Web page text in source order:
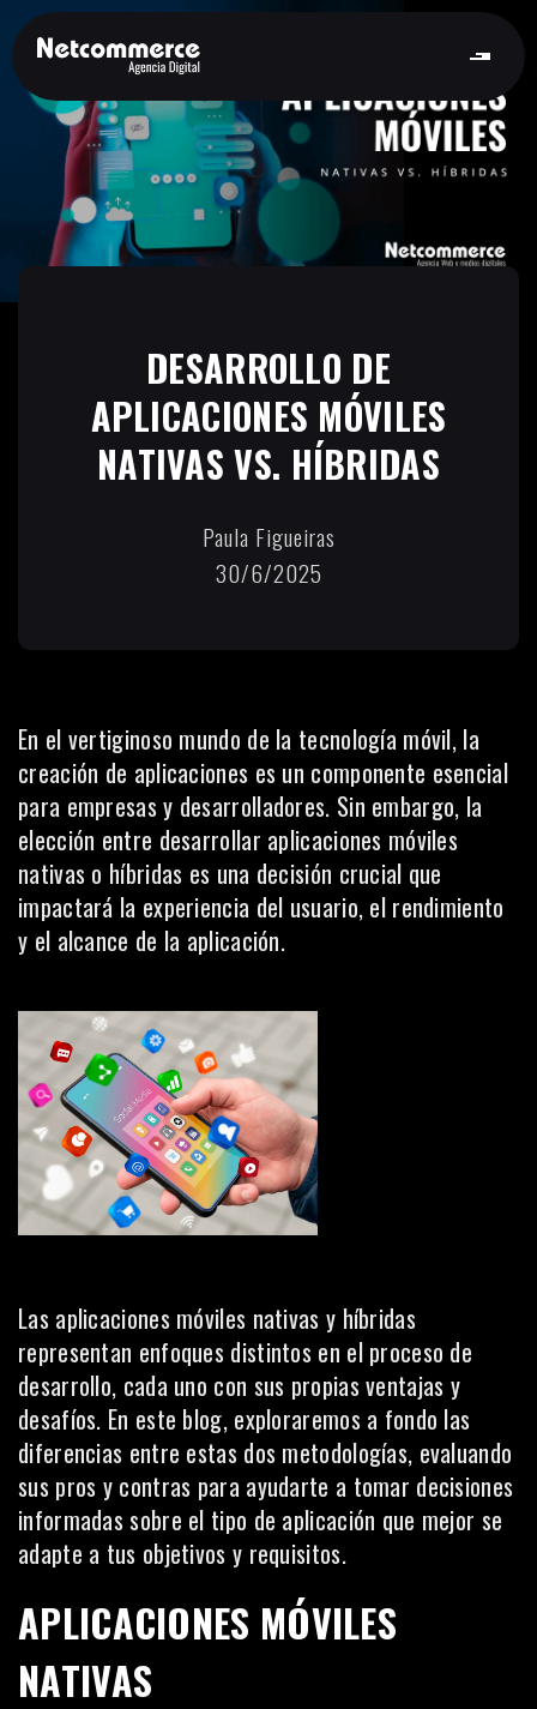
DESARROLLO DE
APLICACIONES MÓVILES
NATIVAS VS. HÍBRIDAS
Paula Figueiras
30/6/2025
En el vertiginoso mundo de la tecnología móvil, la
creación de aplicaciones es un componente esencial
para empresas y desarrolladores. Sin embargo, la
elección entre desarrollar aplicaciones móviles
nativas o híbridas es una decisión crucial que
impactará la experiencia del usuario, el rendimiento
y el alcance de la aplicación.
Las aplicaciones móviles nativas y híbridas
representan enfoques distintos en el proceso de
desarrollo, cada uno con sus propias ventajas y
desafíos. En este blog, exploraremos a fondo las
diferencias entre estas dos metodologías, evaluando
sus pros y contras para ayudarte a tomar decisiones
informadas sobre el tipo de aplicación que mejor se
adapte a tus objetivos y requisitos.
APLICACIONES MÓVILES
NATIVAS